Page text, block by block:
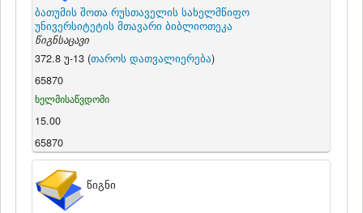
ბათუმის შოთა რუსთაველის სახელმწიფო
უნივერსიტეტის მთავარი ბიბლიოთეკა
წიგნსაცავი
372.8 უ-13 (თაროს დათვალიერება)
65870
ხელმისაწვდომი
15.00
65870
წიგნი